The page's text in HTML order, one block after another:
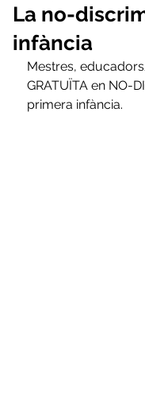
La no-
infància
Mestres,
GRATUÏTA en NO-
primera infància.